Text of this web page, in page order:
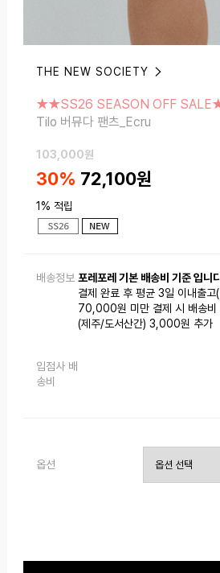
THE NEW SOCIETY
Tilo 버뮤다 팬츠_Ecru
★★SS26 SEASON OFF
Tilo 버뮤다 팬츠_Ecru
103,000원
30% 72,100원
1% 적립
배송정보 포레포레 기본 배송비 기준 입니
결제 완료 후 평균 3일 이내출고
70,000원 미만 결제 시 배송
(제주/도서산간) 3,000원 추가
입점사 배
송비
옵션